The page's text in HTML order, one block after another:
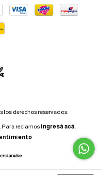
los derechos reservados.
Para reclamos ingresá acá.